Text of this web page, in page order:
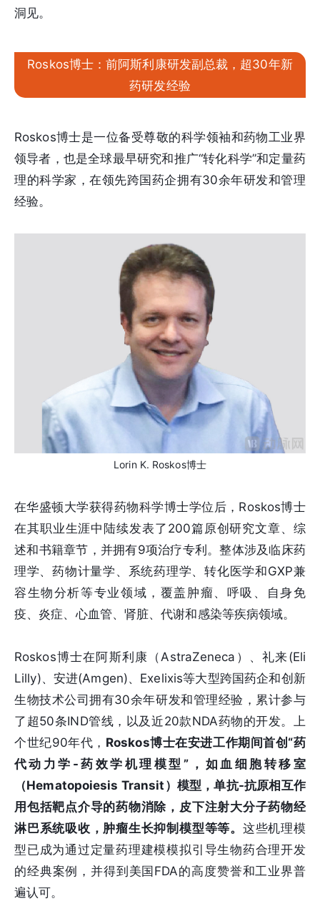
洞见。
Roskos博士：前阿斯利康研发副总裁，超30年新
药研发经验
Roskos博士是一位备受尊敬的科学领袖和药物工业界
领导者，也是全球最早研究和推广“转化科学”和定量药
理的科学家，在领先跨国药企拥有30余年研发和管理
经验。
Lorin K. Roskos博士
在华盛顿大学获得药物科学博士学位后，Roskos博士
在其职业生涯中陆续发表了200篇原创研究文章、综
述和书籍章节，并拥有9项治疗专利。整体涉及临床药
理学、药物计量学、系统药理学、转化医学和GXP兼
容生物分析等专业领域，覆盖肿瘤、呼吸、自身免
疫、炎症、心血管、肾脏、代谢和感染等疾病领域。
Roskos博士在阿斯利康（AstraZeneca）、礼来(Eli
Lilly)、安进(Amgen)、Exelixis等大型跨国药企和创新
生物技术公司拥有30余年研发和管理经验，累计参与
了超50条IND管线，以及近20款NDA药物的开发。上
个世纪90年代， Roskos博士在安进工作期间首创“药
代动力学-药效学机理模型”，如血细胞转移室
（Hematopoiesis Transit）模型，单抗-抗原相互作
用包括靶点介导的药物消除，皮下注射大分子药物经
淋巴系统吸收，肿瘤生长抑制模型等等。 这些机理模
型已成为通过定量药理建模模拟引导生物药合理开发
的经典案例，并得到美国FDA的高度赞誉和工业界普
遍认可。